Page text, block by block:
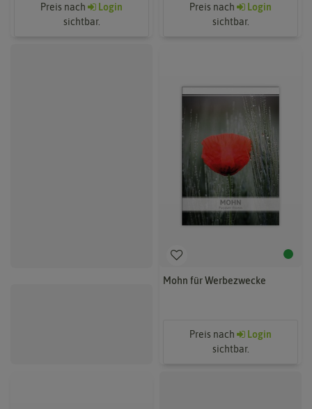
Preis nach
Login
sichtbar.
Preis nach
Login
sichtbar.
Mohn für Werbezwecke
Preis nach
Login
sichtbar.